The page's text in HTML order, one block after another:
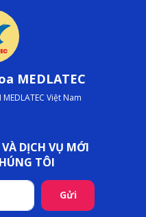
MEDLATEC
Việt Nam
DỊCH VỤ MỚI
TÔI
Gửi